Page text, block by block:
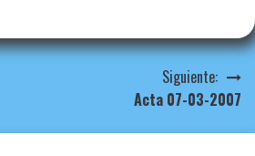
Siguiente:
Acta 07-03-2007